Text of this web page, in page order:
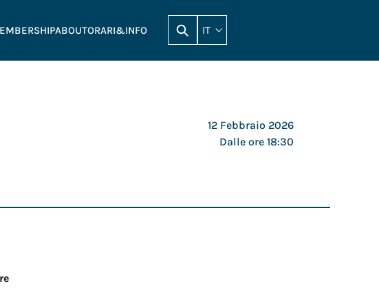
ABOUTORARI&INFO IT
12 Febbraio 2026
Dalle ore 18:30